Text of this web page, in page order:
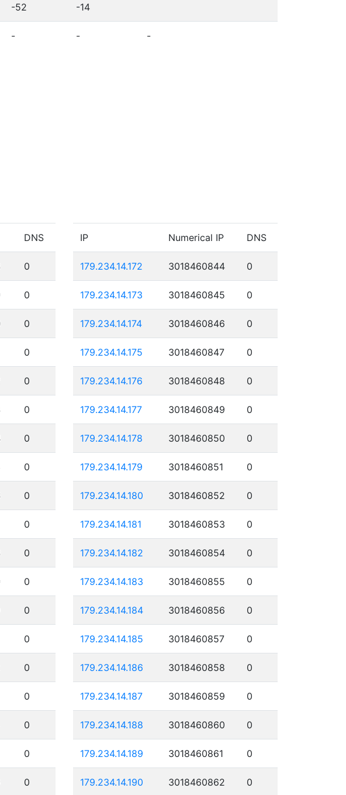
-52 -14
- - -
DNS
0
0
0
0
0
0
0
0
0
0
0
0
0
0
0
0
0
0
0
IP Numerical IP DNS
179.234.14.172 3018460844 0
179.234.14.173 3018460845 0
179.234.14.174 3018460846 0
179.234.14.175 3018460847 0
179.234.14.176 3018460848 0
179.234.14.177 3018460849 0
179.234.14.178 3018460850 0
179.234.14.179 3018460851 0
179.234.14.180 3018460852 0
179.234.14.181 3018460853 0
179.234.14.182 3018460854 0
179.234.14.183 3018460855 0
179.234.14.184 3018460856 0
179.234.14.185 3018460857 0
179.234.14.186 3018460858 0
179.234.14.187 3018460859 0
179.234.14.188 3018460860 0
179.234.14.189 3018460861 0
179.234.14.190 3018460862 0